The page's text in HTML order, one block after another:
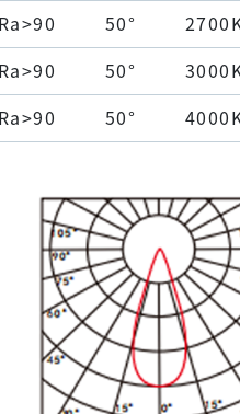
Ra>90 50°
Ra>90 50°
Ra>90 50°